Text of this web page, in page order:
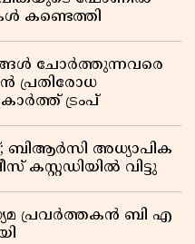
കണ്ടെത്തി
ചോർത്തുന്നവരെ
പ്രതിരോധ
ട്രംപ്
ബിആർസി അധ്യാപിക
കസ്റ്റഡിയിൽ വിട്ടു
പ്രവർത്തകൻ ബി എ